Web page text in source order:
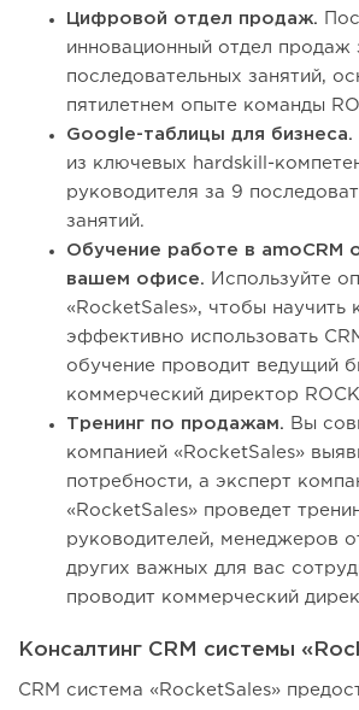
Цифровой отдел продаж.
инновационный отдел продаж
последовательных занятий,
пятилетнем опыте команды
Google-таблицы для бизнеса.
из ключевых hardskill-
руководителя за 9
занятий.
Обучение работе в amoCRM
вашем офисе. Используйте
«RocketSales», чтобы научить
эффективно использовать
обучение проводит ведущий
коммерческий директор
Тренинг по продажам.
Вы
компанией «RocketSales»
потребности, а эксперт
«RocketSales» проведет
руководителей, менеджеров
других важных для вас
проводит коммерческий
Консалтинг CRM системы
CRM система «RocketSales»